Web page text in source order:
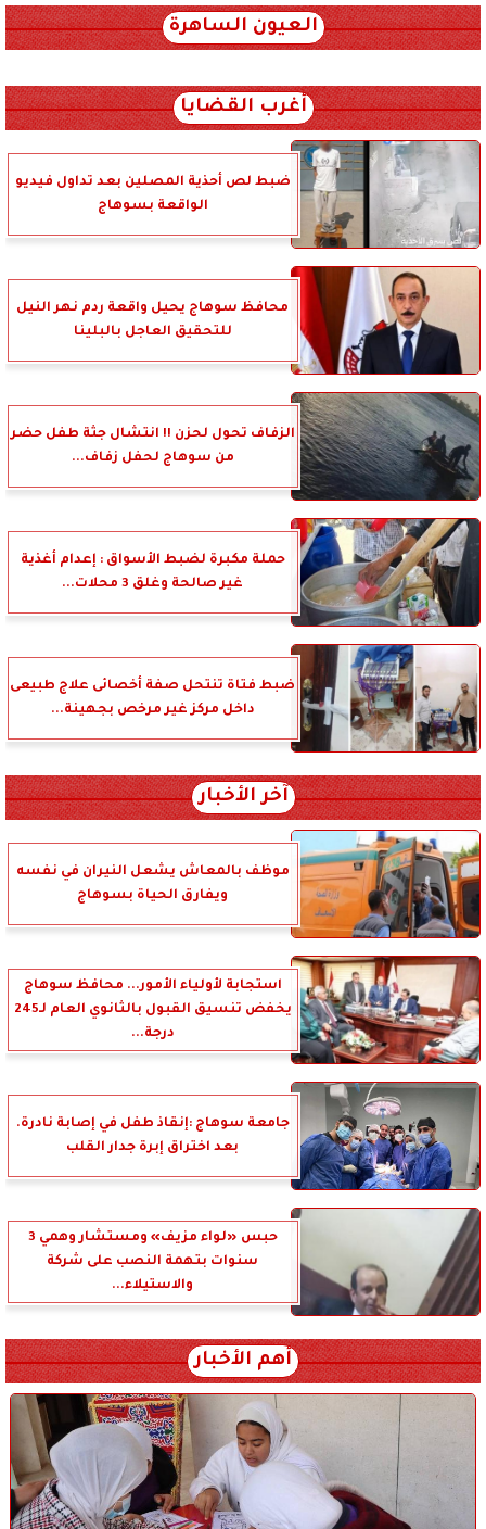
العيون الساهرة
أغرب القضايا
ضبط لص أحذية المصلين بعد تداول فيديو
الواقعة بسوهاج
محافظ سوهاج يحيل واقعة ردم نهر النيل
للتحقيق العاجل بالبلينا
الزفاف تحول لحزن !! انتشال جثة طفل حضر
من سوهاج لحفل زفاف...
حملة مكبرة لضبط الأسواق : إعدام أغذية
غير صالحة وغلق 3 محلات...
ضبط فتاة تنتحل صفة أخصائى علاج طبيعى
داخل مركز غير مرخص بجهينة...
آخر الأخبار
موظف بالمعاش يشعل النيران في نفسه
ويفارق الحياة بسوهاج
استجابة لأولياء الأمور... محافظ سوهاج
يخفض تنسيق القبول بالثانوي العام لـ245
درجة...
جامعة سوهاج :إنقاذ طفل في إصابة نادرة.
بعد اختراق إبرة جدار القلب
حبس «لواء مزيف» ومستشار وهمي 3
سنوات بتهمة النصب على شركة
والاستيلاء...
أهم الأخبار